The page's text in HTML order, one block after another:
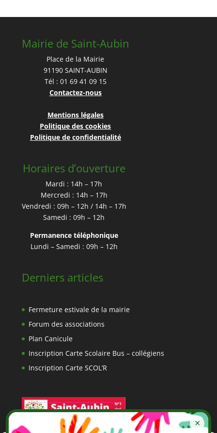
Mairie de Saint-Aubin
Place de la Mairie
91190 SAINT-AUBIN
Tél : 01 69 41 09 15
Contactez-nous
Mentions légales
Politique des cookies
Politique de confidentialité
Horaires d’ouverture
Mardi : 14h – 17h
Mercredi : 14h – 17h
Vendredi : 09h – 12h / 14h – 17h
Samedi : 09h – 12h
Permanence téléphonique
Lundi – Samedi : 09h – 12h
Derniers articles
Fermeture estivale de la mairie
Forum des associations
Plan Canicule
Inscription Carte Scolaire Bus – collégiens
Inscription Carte SCOL’R
×